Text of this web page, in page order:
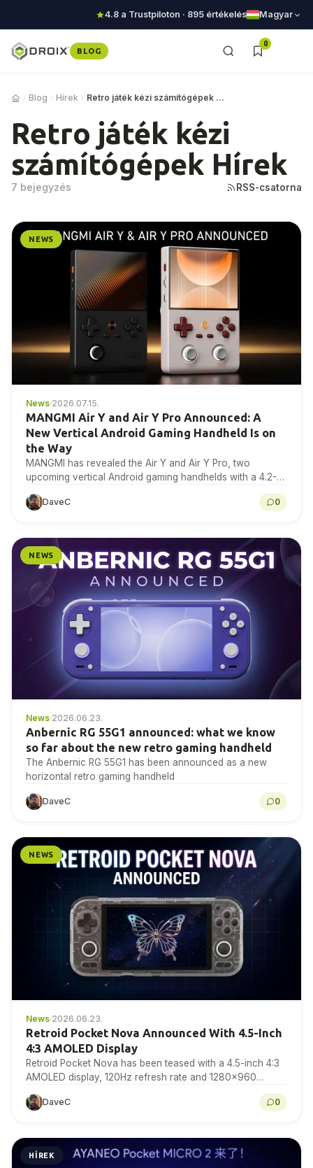
4.8 a Trustpiloton · 895 értékelés Magyar
BLOG
0
Blog Hírek Retro játék kézi számítógépek Hírek
Retro játék kézi
számítógépek Hírek
7 bejegyzés RSS-csatorna
NEWS
News·2026.07.15.
MANGMI Air Y and Air Y Pro Announced: A
New Vertical Android Gaming Handheld Is on
the Way
MANGMI has revealed the Air Y and Air Y Pro, two
upcoming vertical Android gaming handhelds with a 4.2-
DaveC 0
NEWS
News·2026.06.23.
Anbernic RG 55G1 announced: what we know
so far about the new retro gaming handheld
The Anbernic RG 55G1 has been announced as a new
horizontal retro gaming handheld
DaveC 0
NEWS
News·2026.06.23.
Retroid Pocket Nova Announced With 4.5-Inch
4:3 AMOLED Display
Retroid Pocket Nova has been teased with a 4.5-inch 4:3
AMOLED display, 120Hz refresh rate and 1280×960
DaveC 0
HÍREK